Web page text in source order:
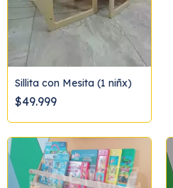
Sillita con Mesita (1 niñx)
$49.999